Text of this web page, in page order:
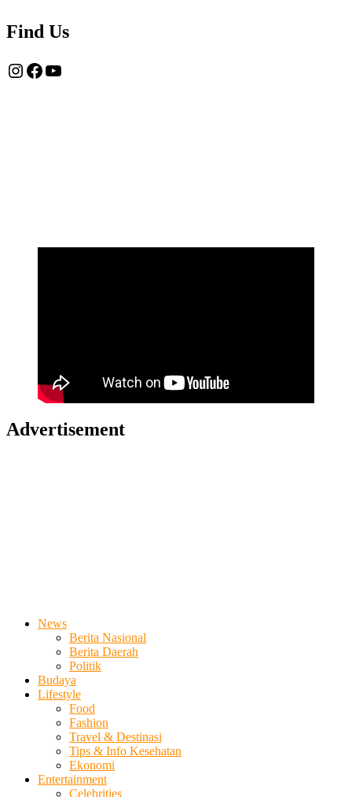
Find Us
Instagram
Facebook
YouTube
Advertisement
News
Berita Nasional
Berita Daerah
Politik
Budaya
Lifestyle
Food
Fashion
Travel & Destinasi
Tips & Info Kesehatan
Ekonomi
Entertainment
Celebrities